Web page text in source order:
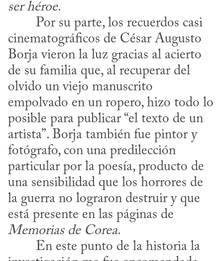
ser héroe.
cinematográficos de César Augusto
Borja vieron la luz gracias al acierto
de su familia que, al recuperar del
olvido un viejo manuscrito
empolvado en un ropero, hizo todo lo
posible para publicar “el texto de un
artista”. Borja también fue pintor y
fotógrafo, con una predilección
particular por la poesía, producto de
una sensibilidad que los horrores de
la guerra no lograron destruir y que
Memorias de Corea.